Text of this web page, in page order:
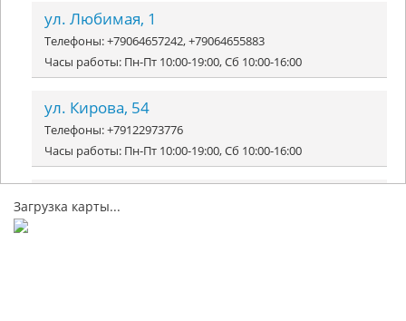
ул. Любимая, 1
Телефоны: +79064657242, +79064655883
Часы работы: Пн-Пт 10:00-19:00, Сб 10:00-16:00
ул. Кирова, 54
Телефоны: +79122973776
Часы работы: Пн-Пт 10:00-19:00, Сб 10:00-16:00
Телефоны: +78655333319
Загрузка карты...